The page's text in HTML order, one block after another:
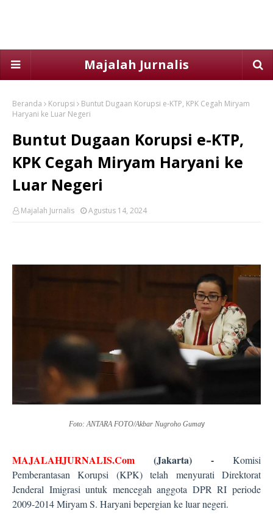
Majalah Jurnalis
Beranda Korupsi
Buntut Dugaan Korupsi e-KTP, KPK Cegah Miryam
Haryani ke Luar Negeri
Buntut Dugaan Korupsi e-KTP,
KPK Cegah Miryam Haryani ke
Luar Negeri
Majalah Jurnalis Agustus 14, 2024
Foto: ANTARA FOTO/Akbar Nugroho Gumay
MAJALAHJURNALIS.Com (Jakarta) - Komisi
Pemberantasan Korupsi (KPK) telah menyurati Direktorat
Jenderal Imigrasi untuk mencegah anggota DPR RI periode
2009-2014 Miryam S. Haryani bepergian ke luar negeri.